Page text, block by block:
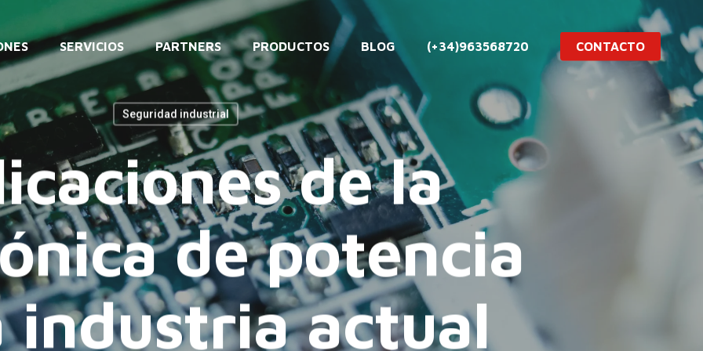
SERVICIOS PARTNERS PRODUCTOS BLOG (+34)963568720 CONTACTO
Seguridad industrial
de la
de potencia
industria actual